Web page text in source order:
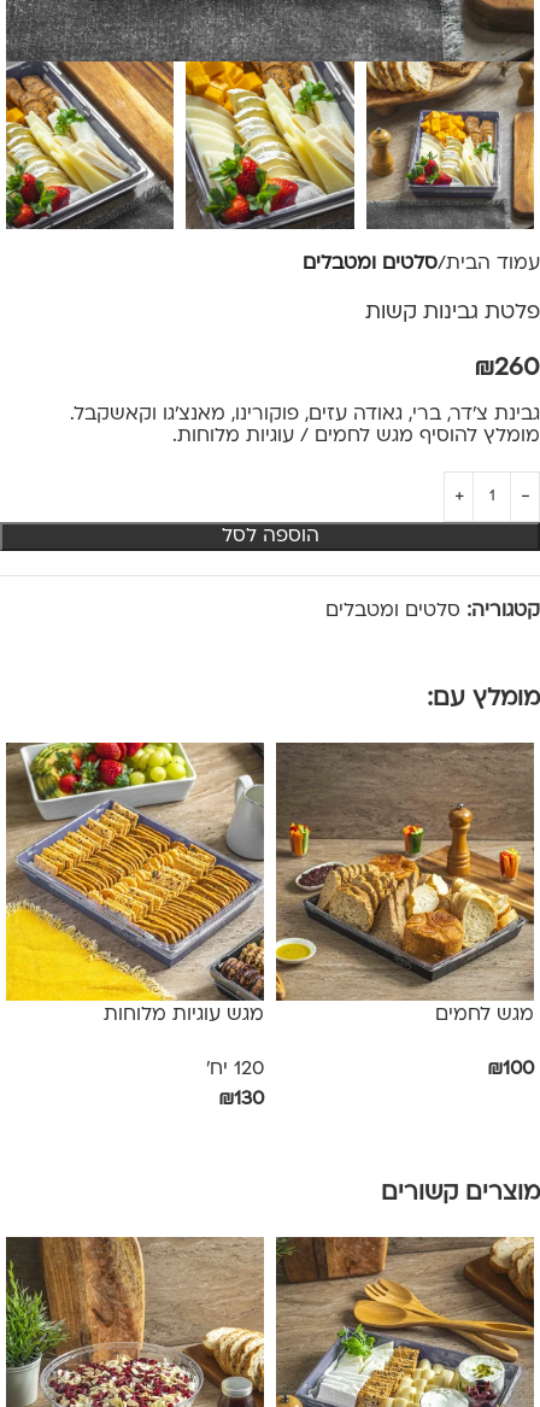
עמוד הבית סלטים ומטבלים
פלטת גבינות קשות
₪260
גבינת צ'דר, ברי, גאודה עזים, פוקורינו, מאנצ'גו וקאשקבל.
מומלץ להוסיף מגש לחמים / עוגיות מלוחות.
הוספה לסל
קטגוריה: סלטים ומטבלים
מומלץ עם:
מגש לחמים
₪100
מגש עוגיות מלוחות
120 יח'
₪130
מוצרים קשורים